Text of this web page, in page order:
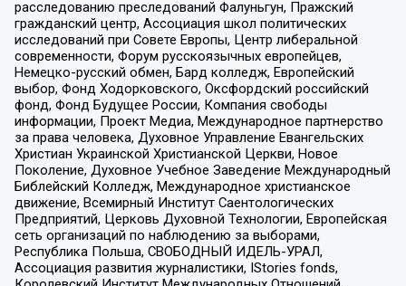
расследованию преследований Фалуньгун, Пражский
гражданский центр, Ассоциация школ политических
исследований при Совете Европы, Центр либеральной
современности, Форум русскоязычных европейцев,
Немецко-русский обмен, Бард колледж, Европейский
выбор, Фонд Ходорковского, Оксфордский российский
фонд, Фонд Будущее России, Компания свободы
информации, Проект Медиа, Международное партнерство
за права человека, Духовное Управление Евангельских
Христиан Украинской Христианской Церкви, Новое
Поколение, Духовное Учебное Заведение Международный
Библейский Колледж, Международное христианское
движение, Всемирный Институт Саентологических
Предприятий, Церковь Духовной Технологии, Европейская
сеть организаций по наблюдению за выборами,
Республика Польша, СВОБОДНЫЙ ИДЕЛЬ-УРАЛ,
Ассоциация развития журналистики, IStories fonds,